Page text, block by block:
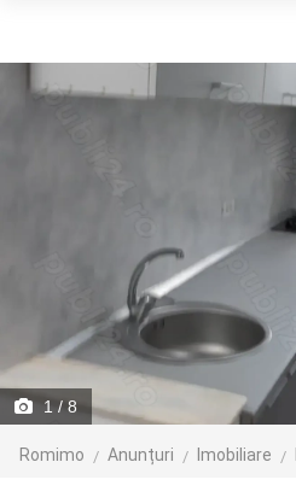
1 / 8
Romimo Anunțuri Imobiliare